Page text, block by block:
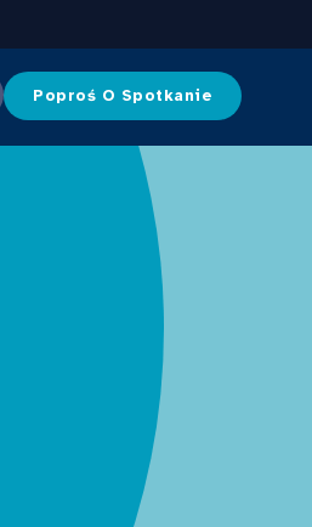
Poproś O Spotkanie